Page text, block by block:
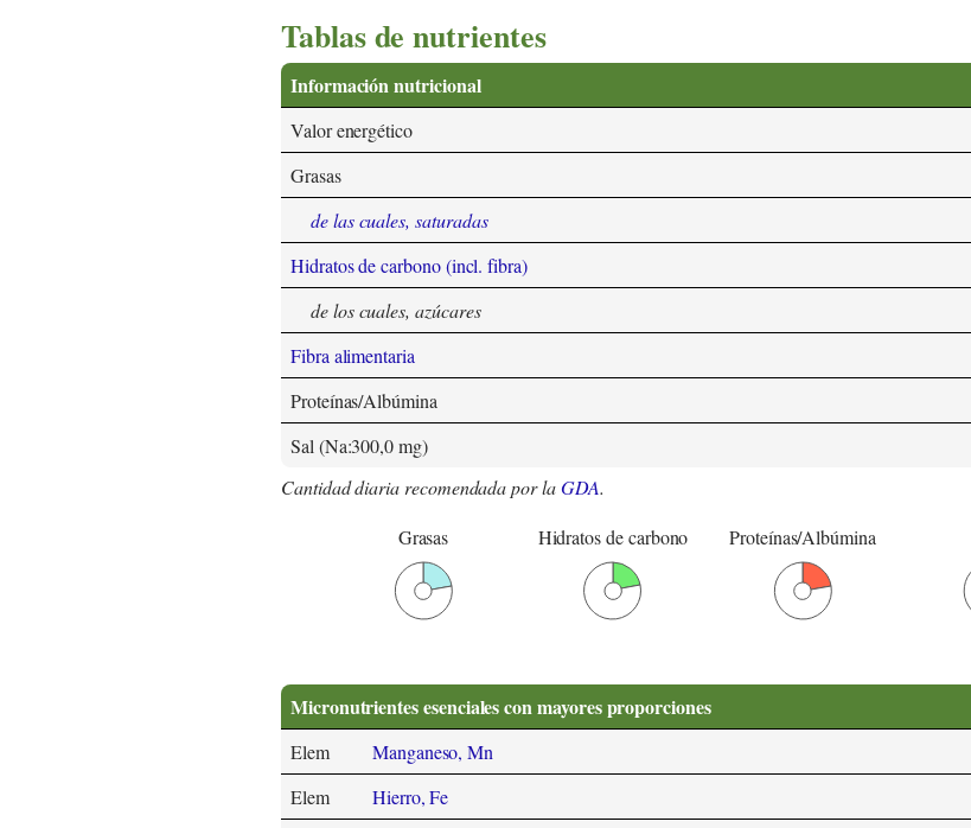
Tablas de nutrientes
Información nutricional
Valor energético
Grasas
de las cuales, saturadas
Hidratos de carbono (incl. fibra)
de los cuales, azúcares
Fibra alimentaria
Proteínas/Albúmina
Sal (Na:300,0 mg)
Cantidad diaria recomendada por laGDA.
Grasas
Hidratos de carbono Proteínas/Albúmina
Micronutrientes esenciales con mayores proporciones
Elem Manganeso, Mn
Elem
Hierro, Fe